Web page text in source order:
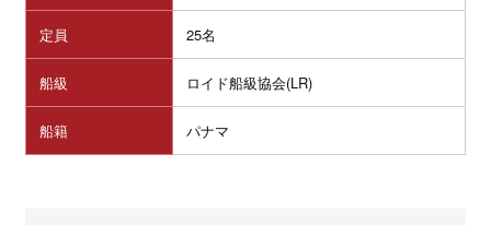
定員 25名
船級 ロイド船級協会(LR)
船籍 パナマ